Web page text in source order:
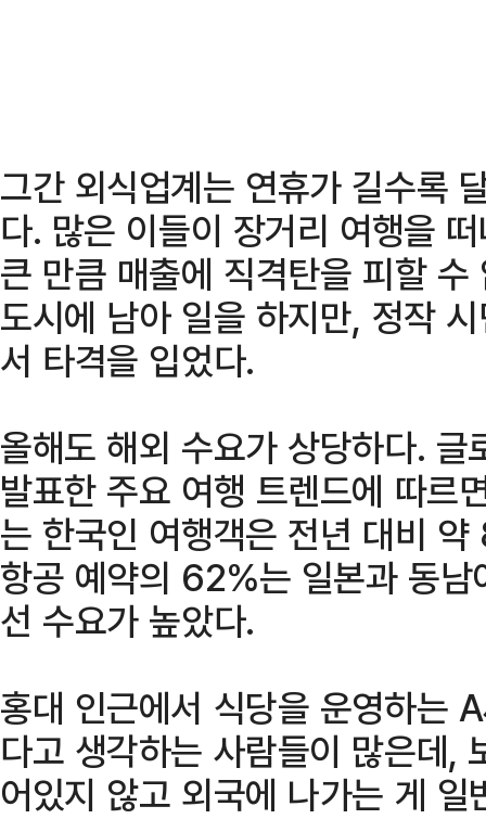
그간 외식업계는 연휴가 길수록
다. 많은 이들이 장거리 여행을
큰 만큼 매출에 직격탄을 피할
도시에 남아 일을 하지만, 정작
서 타격을 입었다.
올해도 해외 수요가 상당하다.
발표한 주요 여행 트렌드에 따르
는 한국인 여행객은 전년 대비
항공 예약의 62%는 일본과 동남
선 수요가 높았다.
홍대 인근에서 식당을 운영하는
다고 생각하는 사람들이 많은데,
어있지 않고 외국에 나가는 게